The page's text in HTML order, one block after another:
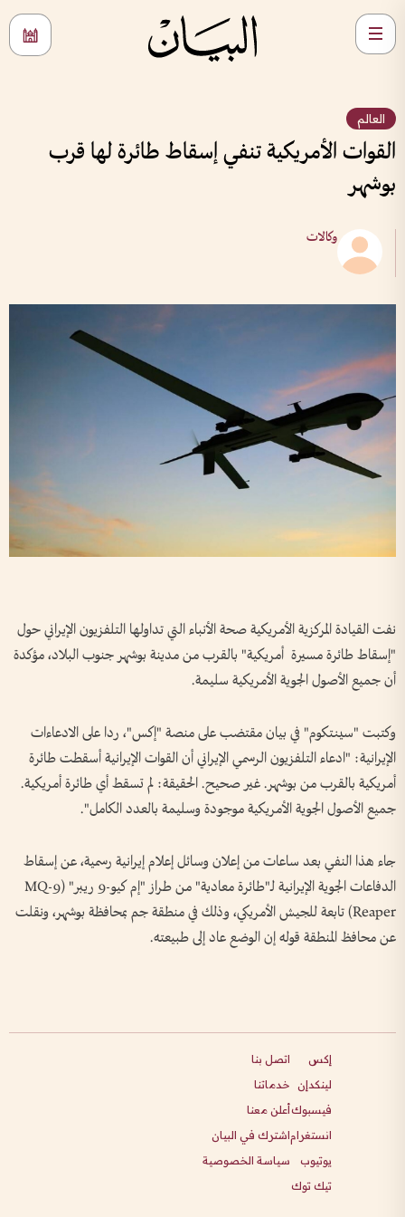
العالم
القوات الأمريكية تنفي إسقاط طائرة لها قرب
بوشهر
وكالات
نفت القيادة المركزية الأمريكية صحة الأنباء التي تداولها التلفزيون الإيراني حول
"إسقاط طائرة مسيرة أمريكية" بالقرب من مدينة بوشهر جنوب البلاد، مؤكدة
أن جميع الأصول الجوية الأمريكية سليمة.
وكتبت "سينتكوم" في بيان مقتضب على منصة "إكس"، ردا على الادعاءات
الإيرانية: "ادعاء التلفزيون الرسمي الإيراني أن القوات الإيرانية أسقطت طائرة
أمريكية بالقرب من بوشهر. غير صحيح. الحقيقة: لم تسقط أي طائرة أمريكية.
جميع الأصول الجوية الأمريكية موجودة وسليمة بالعدد الكامل".
جاء هذا النفي بعد ساعات من إعلان وسائل إعلام إيرانية رسمية، عن إسقاط
الدفاعات الجوية الإيرانية لـ"طائرة معادية" من طراز "إم كيو-9 ريبر" (MQ-9
Reaper) تابعة للجيش الأمريكي، وذلك في منطقة جم بمحافظة بوشهر، ونقلت
عن محافظ المنطقة قوله إن الوضع عاد إلى طبيعته.
إكس
لينكدإن
فيسبوك
انستغرام
يوتيوب
تيك توك
اتصل بنا
خدماتنا
أعلن معنا
اشترك في البيان
سياسة الخصوصية